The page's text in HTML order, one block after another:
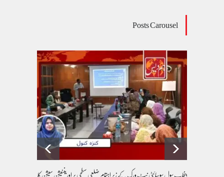
Posts Carousel